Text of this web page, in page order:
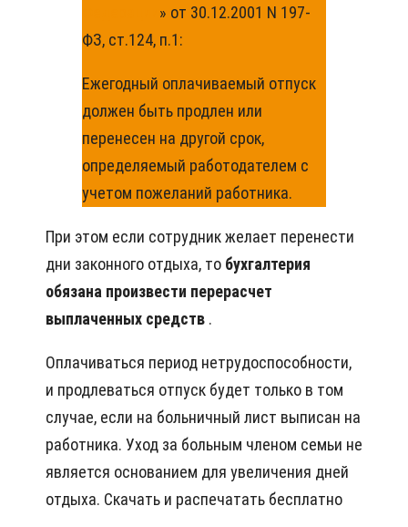
» от 30.12.2001 N 197-
ФЗ, ст.124, п.1:
Ежегодный оплачиваемый отпуск
должен быть продлен или
перенесен на другой срок,
определяемый работодателем с
учетом пожеланий работника.
При этом если сотрудник желает перенести
дни законного отдыха, то бухгалтерия
обязана произвести перерасчет
выплаченных средств .
Оплачиваться период нетрудоспособности,
и продлеваться отпуск будет только в том
случае, если на больничный лист выписан на
работника. Уход за больным членом семьи не
является основанием для увеличения дней
отдыха. Скачать и распечатать бесплатно